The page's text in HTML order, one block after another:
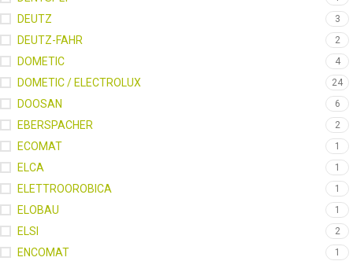
DEUTZ 3
DEUTZ-FAHR 2
DOMETIC 4
DOMETIC / ELECTROLUX 24
DOOSAN 6
EBERSPACHER 2
ECOMAT 1
ELCA 1
ELETTROOROBICA 1
ELOBAU 1
ELSI 2
ENCOMAT 1